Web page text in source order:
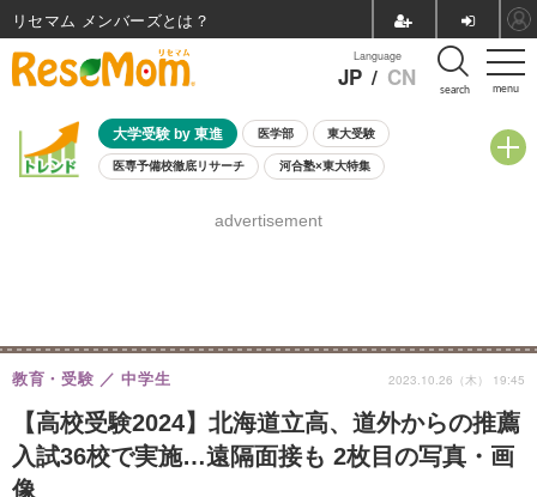
menu
Language
JP / CN search
大学受験 by 東進 医学部 東大受験
医専予備校徹底リサーチ 河合塾×東大特集
8月開催学校説明会・相談会
advertisement
【高校受験2024】北海道立高、道外からの推薦
入試36校で実施…遠隔面接も 2枚目の写真・画
像
教育・受験 中学生 2023.10.26（木） 19:45
リセマム メンバーズ